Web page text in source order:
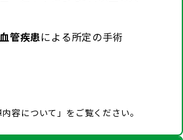
管疾患による所定の手術
容について」をご覧ください。